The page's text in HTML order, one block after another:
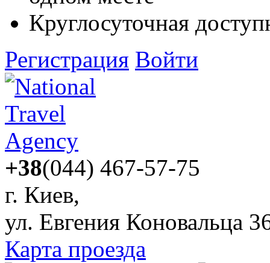
Круглосуточная
Регистрация Войти
+38(044) 467-57-75
г. Киев,
ул. Евгения Коновальца
Карта проезда